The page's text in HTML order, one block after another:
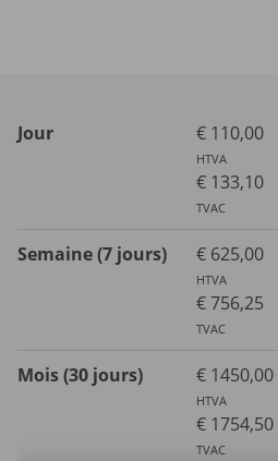
Jour € 110,00
HTVA
€ 133,10
TVAC
Semaine (7 jours) € 625,00
HTVA
€ 756,25
TVAC
Mois (30 jours) € 1450,00
HTVA
€ 1754,50
TVAC